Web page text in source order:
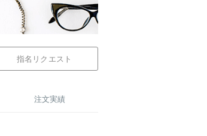
指名リクエスト
注文実績